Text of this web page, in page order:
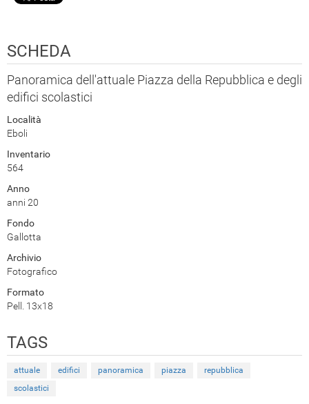
SCHEDA
Panoramica dell'attuale Piazza della Repubblica e degli
edifici scolastici
Località
Eboli
Inventario
564
Anno
anni 20
Fondo
Gallotta
Archivio
Fotografico
Formato
Pell. 13x18
TAGS
attuale edifici panoramica piazza
repubblica
scolastici